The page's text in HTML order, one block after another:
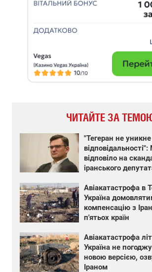
ЧИТАЙТЕ ЗА
"Тегеран не уникне
відповіло на
іранського
Авіакатастрофа в
Україна
компенсацію з
п'ятьох країн
Авіакатастрофа
Україна не
новою версією,
Іраном